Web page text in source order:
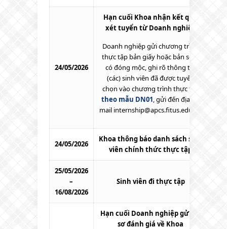
24/05/2026
Hạn cuối Khoa nhận kết quả
xét tuyển từ Doanh nghiệp
Doanh nghiệp gửi chương trình
thực tập bản giấy hoặc bản scan
có đóng mộc, ghi rõ thông tin
(các) sinh viên đã được tuyển
chọn vào chương trình thực tập
theo mẫu DN01, gửi đến địa chỉ
mail internship@apcs.fitus.edu.vn
24/05/2026
Khoa thông báo danh sách sinh
viên chính thức thực tập
25/05/2026
–
16/08/2026
Sinh viên đi thực tập
Hạn cuối Doanh nghiệp gửi hồ
sơ đánh giá về Khoa